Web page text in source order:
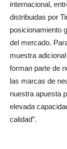
internacional,
distribuidas por
posicionamiento
del mercado.
muestra
forman parte de
las marcas de
nuestra apuesta
elevada
calidad”.